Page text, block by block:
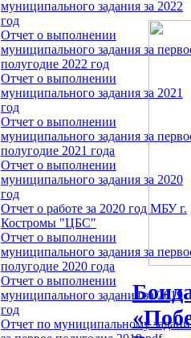
муниципального задания за 2022
год
Отчет о выполнении
муниципального задания за
полугодие 2022 год
Отчет о выполнении
муниципального задания за 2021
год
Отчет о выполнении
муниципального задания за
полугодие 2021 года
Отчет о выполнении
муниципального задания за 2020
год
Отчет о работе за 2020 год МБУ г.
Костромы "ЦБС"
Отчет о выполнении
муниципального задания за
полугодие 2020 года
Отчет о выполнении
муниципального задания за 2019
год
Отчет по муниципальному